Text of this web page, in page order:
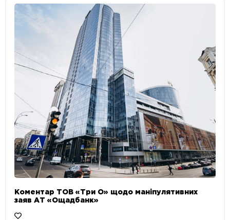
Коментар ТОВ «Три О» щодо маніпулятивних
заяв АТ «Ощадбанк»